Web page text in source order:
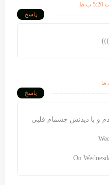
پاسخ
پاسخ
و با دیدنش چشمام قلبی